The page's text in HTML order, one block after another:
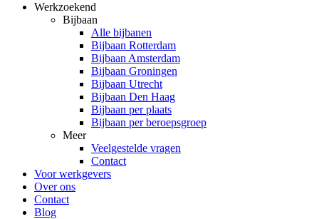
Werkzoekend
Bijbaan
Alle bijbanen
Bijbaan Rotterdam
Bijbaan Amsterdam
Bijbaan Groningen
Bijbaan Utrecht
Bijbaan Den Haag
Bijbaan per plaats
Bijbaan per beroepsgroep
Meer
Veelgestelde vragen
Contact
Voor werkgevers
Over ons
Contact
Blog